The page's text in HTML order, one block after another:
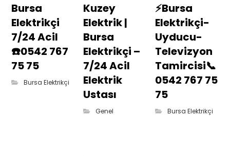
Bursa
Elektrikçi
7/24 Acil
☎️0542 767
75 75
Bursa Elektrikçi
Kuzey
Elektrik |
Bursa
Elektrikçi –
7/24 Acil
Elektrik
Ustası
Genel
⚡Bursa
Elektrikçi-
Uyducu-
Televizyon
Tamircisi📞
0542 767 75
75
Bursa Elektrikçi